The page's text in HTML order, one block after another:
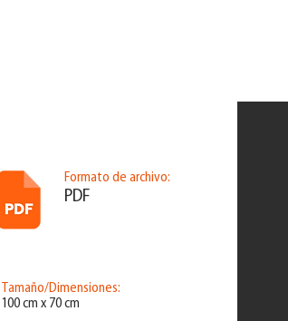
Formato de archivo:
PDF
Tamaño/Dimensiones:
100 cm x 70 cm